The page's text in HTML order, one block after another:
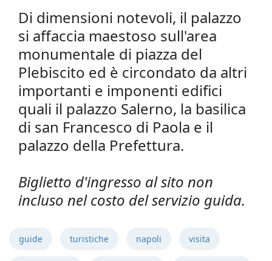
Di dimensioni notevoli, il palazzo
si affaccia maestoso sull'area
monumentale di piazza del
Plebiscito ed è circondato da altri
importanti e imponenti edifici
quali il palazzo Salerno, la basilica
di san Francesco di Paola e il
palazzo della Prefettura.
Biglietto d'ingresso al sito non
incluso nel costo del servizio guida.
guide turistiche napoli visita